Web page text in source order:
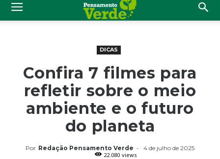
DICAS
Confira 7 filmes para
refletir sobre o meio
ambiente e o futuro
do planeta
Por Redação Pensamento Verde -
4 de julho de 2025
22.080 views